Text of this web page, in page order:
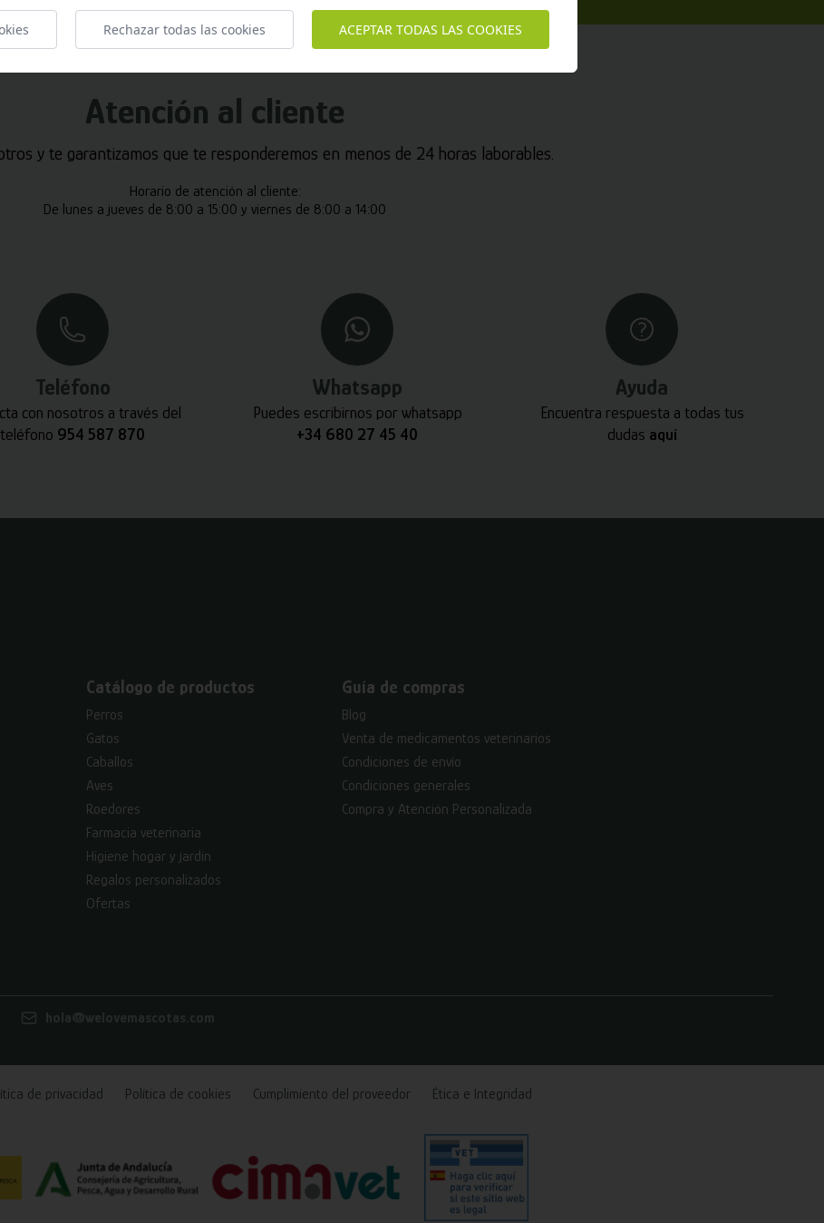
Atención al cliente
y te garantizamos que te responderemos en menos de 24 horas laborables.
Horario de atención al cliente:
De lunes a jueves de 8:00 a 15:00 y viernes de 8:00 a 14:00
Teléfono
con nosotros a través del
teléfono 954 587 870
Whatsapp
Puedes escribirnos por whatsapp
+34 680 27 45 40
Ayuda
Encuentra respuesta a todas tus
dudas aquí
Catálogo de productos
Perros
Gatos
Caballos
Aves
Roedores
Farmacia veterinaria
Higiene hogar y jardín
Regalos personalizados
Ofertas
Guía de compras
Blog
Venta de medicamentos veterinarios
Condiciones de envío
Condiciones generales
Compra y Atención Personalizada
hola@welovemascotas.com
de privacidad Política de cookies Cumplimiento del proveedor Ética e Integridad
Rechazar todas las cookies ACEPTAR TODAS LAS COOKIES